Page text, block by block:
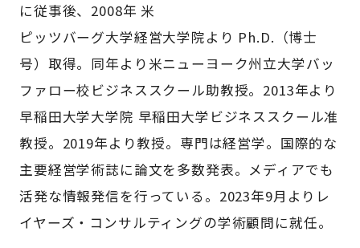
に従事後、2008年 米
ピッツバーグ大学経営大学院より Ph.D.（博士
号）取得。同年より米ニューヨーク州立大学バッ
ファロー校ビジネススクール助教授。2013年より
早稲田大学大学院 早稲田大学ビジネススクール准
教授。2019年より教授。専門は経営学。国際的な
主要経営学術誌に論文を多数発表。メディアでも
活発な情報発信を行っている。2023年9月よりレ
イヤーズ・コンサルティングの学術顧問に就任。